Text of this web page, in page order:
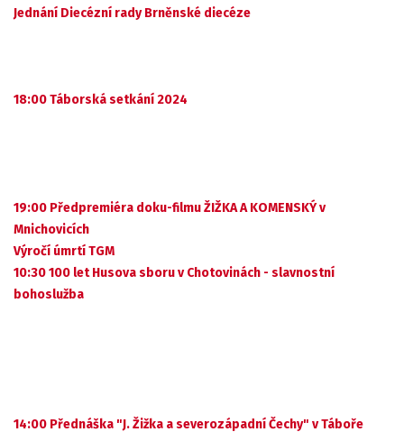
Jednání Diecézní rady Brněnské diecéze
18:00 Táborská setkání 2024
19:00 Předpremiéra doku-filmu ŽIŽKA A KOMENSKÝ v
Mnichovicích
Výročí úmrtí TGM
10:30 100 let Husova sboru v Chotovinách - slavnostní
bohoslužba
14:00 Přednáška "J. Žižka a severozápadní Čechy" v Táboře